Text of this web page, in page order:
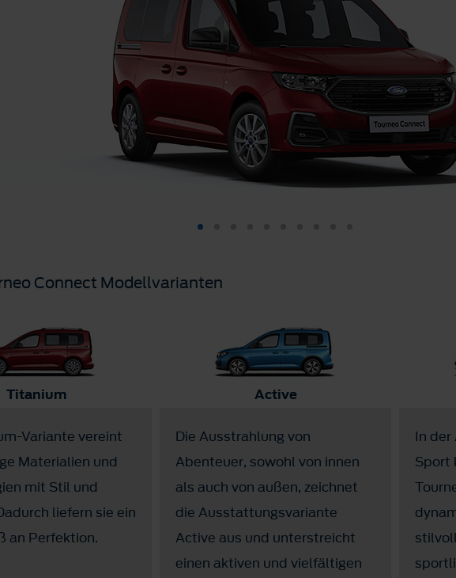
Connect Modellvarianten
Titanium
Variante vereint
Materialien und
mit Stil und
liefern sie ein
an Perfektion.
Active
Die Ausstrahlung von
Abenteuer, sowohl von innen
als auch von außen, zeichnet
die Ausstattungsvariante
Active aus und unterstreicht
einen aktiven und vielfältigen
In
Sport